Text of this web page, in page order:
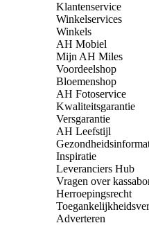
Klantenservice
Winkelservices
Winkels
AH Mobiel
Mijn AH Miles
Voordeelshop
Bloemenshop
AH Fotoservice
Kwaliteitsgarantie
Versgarantie
AH Leefstijl
Inspiratie
Leveranciers Hub
Vragen over
Herroepingsrecht
Adverteren